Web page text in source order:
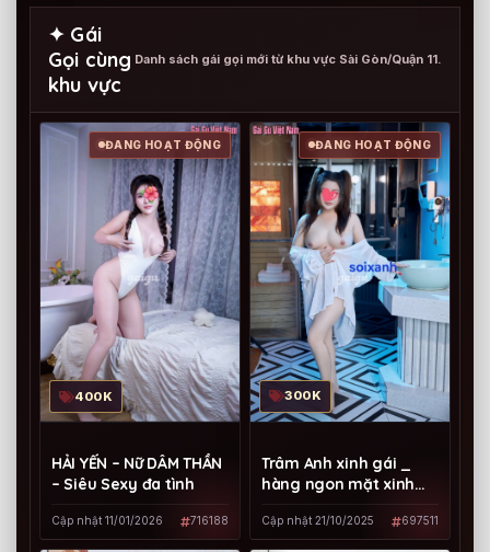
✦ Gái
Gọi cùng
khu vực
Danh sách gái gọi mới từ khu vực Sài Gòn/Quận 11.
ĐANG HOẠT ĐỘNG
400K
HẢI YẾN – Nữ DÂM THẦN
– Siêu Sexy đa tình
Cập nhật 11/01/2026 716188
ĐANG HOẠT ĐỘNG
300K
Trâm Anh xinh gái _
hàng ngon mặt xinh
Cập nhật 21/10/2025 697511